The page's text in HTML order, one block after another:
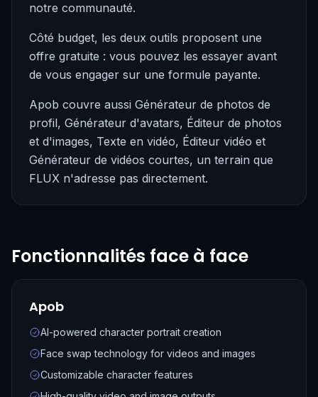
notre communauté.
Côté budget, les deux outils proposent une
offre gratuite : vous pouvez les essayer avant
de vous engager sur une formule payante.
Apob couvre aussi Générateur de photos de
profil, Générateur d'avatars, Éditeur de photos
et d'images, Texte en vidéo, Éditeur vidéo et
Générateur de vidéos courtes, un terrain que
FLUX n'adresse pas directement.
Fonctionnalités face à face
Apob
AI-powered character portrait creation
Face swap technology for videos and images
Customizable character features